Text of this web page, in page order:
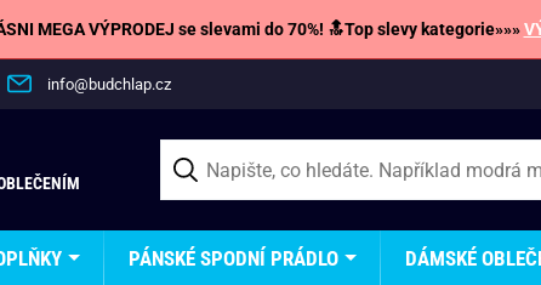
MEGA VÝPRODEJ se slevami do 70%! 🔝Top slevy kategorie»»»
info@budchlap.cz
PÁNSKÉ SPODNÍ PRÁDLO DÁMSKÉ